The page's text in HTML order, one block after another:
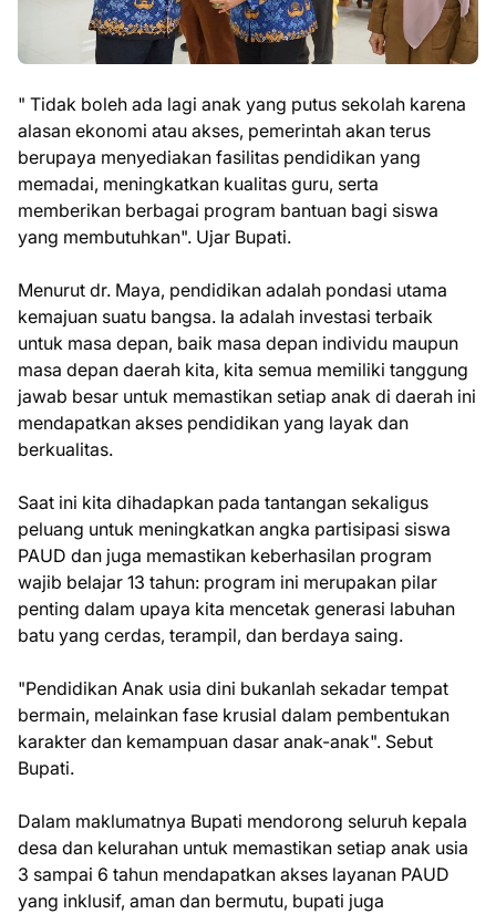
" Tidak boleh ada lagi anak yang putus sekolah karena
alasan ekonomi atau akses, pemerintah akan terus
berupaya menyediakan fasilitas pendidikan yang
memadai, meningkatkan kualitas guru, serta
memberikan berbagai program bantuan bagi siswa
yang membutuhkan". Ujar Bupati.
Menurut dr. Maya, pendidikan adalah pondasi utama
kemajuan suatu bangsa. Ia adalah investasi terbaik
untuk masa depan, baik masa depan individu maupun
masa depan daerah kita, kita semua memiliki tanggung
jawab besar untuk memastikan setiap anak di daerah ini
mendapatkan akses pendidikan yang layak dan
berkualitas.
Saat ini kita dihadapkan pada tantangan sekaligus
peluang untuk meningkatkan angka partisipasi siswa
PAUD dan juga memastikan keberhasilan program
wajib belajar 13 tahun: program ini merupakan pilar
penting dalam upaya kita mencetak generasi labuhan
batu yang cerdas, terampil, dan berdaya saing.
"Pendidikan Anak usia dini bukanlah sekadar tempat
bermain, melainkan fase krusial dalam pembentukan
karakter dan kemampuan dasar anak-anak". Sebut
Bupati.
Dalam maklumatnya Bupati mendorong seluruh kepala
desa dan kelurahan untuk memastikan setiap anak usia
3 sampai 6 tahun mendapatkan akses layanan PAUD
yang inklusif, aman dan bermutu, bupati juga